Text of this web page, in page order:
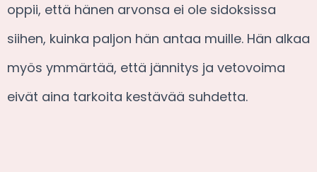
oppii, että hänen arvonsa ei ole sidoksissa
siihen, kuinka paljon hän antaa muille. Hän alkaa
myös ymmärtää, että jännitys ja vetovoima
eivät aina tarkoita kestävää suhdetta.